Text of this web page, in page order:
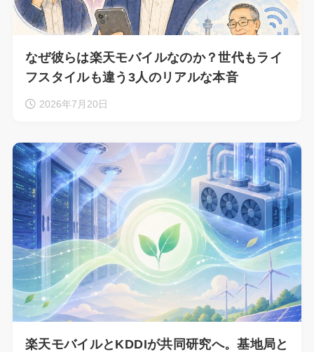
なぜ彼らは楽天モバイルなのか？世代もライ
フスタイルも違う3人のリアルな本音
2026年7月20日
楽天モバイルとKDDIが共同研究へ。基地局と